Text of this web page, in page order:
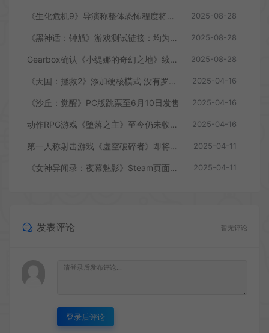
《生化危机9》导演称整体恐怖程度将进一步提升 2025-08-28
《黑神话：钟馗》游戏测试链接：均为骗子 2025-08-28
Gearbox确认《小缇娜的奇幻之地》续作正在开发中 2025-08-28
《天国：拯救2》添加硬核模式 没有罗盘和快速旅行 2025-04-16
《沙丘：觉醒》PC版跳票至6月10日发售 2025-04-16
动作RPG游戏《堕落之主》至今仍未收回成本 2025-04-16
第一人称射击游戏《虚空破碎者》即将多平台上线 2025-04-11
《女神异闻录：夜幕魅影》Steam页面上线 2025-04-11
发表评论 暂无评论
登录后评论